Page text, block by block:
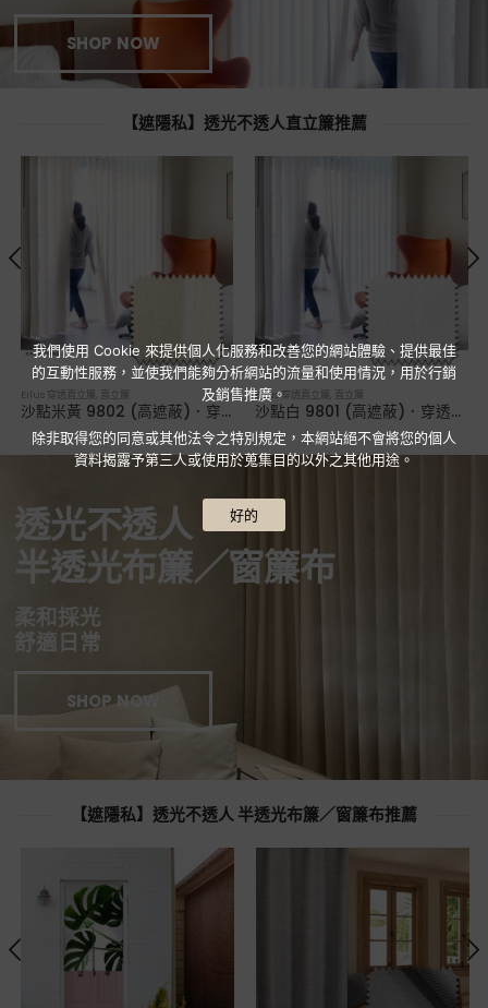
SHOP NOW
【遮隱私】透光不透人直立簾推薦
Eilus 穿透直立簾 直立簾
沙點米黃 9802 (高遮蔽)．穿透直立簾
Eilus 穿透直立簾 直立簾
沙點白 9801 (高遮蔽)．穿透直立簾
透光不透人
半透光布簾／窗簾布
柔和採光
舒適日常
SHOP NOW
【遮隱私】透光不透人 半透光布簾／窗簾布推薦
我們使用 Cookie 來提供個人化服務和改善您的網站體驗、提供最佳
的互動性服務，並使我們能夠分析網站的流量和使用情況，用於行銷
及銷售推廣。
除非取得您的同意或其他法令之特別規定，本網站絕不會將您的個人
資料揭露予第三人或使用於蒐集目的以外之其他用途。
好的